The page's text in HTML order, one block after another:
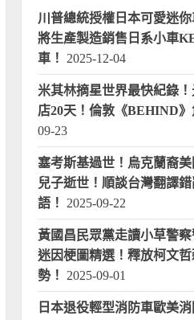
川普總統授權日本可愛迷
將生產製造銷售日系小車
車！
2025-12-04
米其林摘星世界最快紀錄
店20天！倫敦《BEHIND
09-23
塞考斯基過世！烏克蘭裔
兒子逝世！順談台灣翻譯
語！
2025-09-22
黃國昌民眾黨走讀小草警
迷因梗圖精選！釋放柯文
勢！
2025-09-01
日本退役輕型消防車歐美